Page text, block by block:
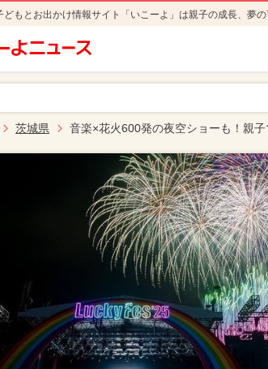
どもとお出かけ情報サイト「いこーよ」は親子の成長、夢の
茨城県 音楽×花火600発の夜空ショーも！親